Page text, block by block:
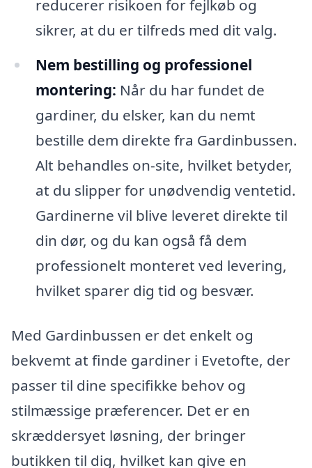
reducerer risikoen for fejlkøb og
sikrer, at du er tilfreds med dit valg.
Nem bestilling og professionel
montering: Når du har fundet de
gardiner, du elsker, kan du nemt
bestille dem direkte fra Gardinbussen.
Alt behandles on-site, hvilket betyder,
at du slipper for unødvendig ventetid.
Gardinerne vil blive leveret direkte til
din dør, og du kan også få dem
professionelt monteret ved levering,
hvilket sparer dig tid og besvær.
Med Gardinbussen er det enkelt og
bekvemt at finde gardiner i Evetofte, der
passer til dine specifikke behov og
stilmæssige præferencer. Det er en
skræddersyet løsning, der bringer
butikken til dig, hvilket kan give en